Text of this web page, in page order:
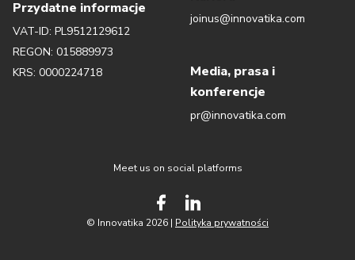
Przydatne informacje
VAT-ID: PL9512129612
REGON: 015889973
KRS: 0000224718
joinus@innovatika.com
Media, prasa i
konferencje
pr@innovatika.com
Meet us on social platforms
© Innovatika 2026 | Polityka prywatności